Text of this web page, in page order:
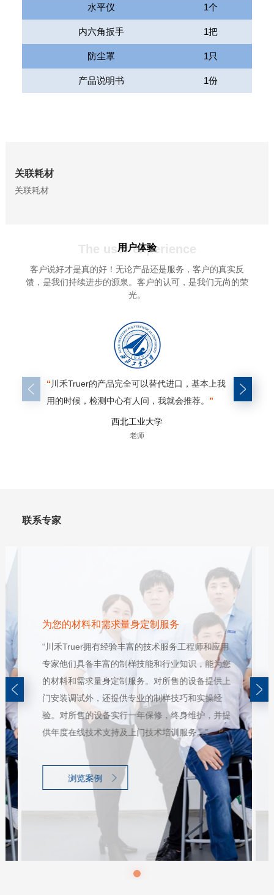
水平仪 1个
内六角扳手 1把
防尘罩 1只
产品说明书 1份
关联耗材
关联耗材
The user experience
用户体验
客户说好才是真的好！无论产品还是服务，客户的真实反
馈，是我们持续进步的源泉。客户的认可，是我们无尚的荣
光。
“ 川禾Truer的产品完全可以替代进口，基本上我
用的时候，检测中心有人问，我就会推荐。 ”
西北工业大学
老师
“对比我
的制样效
联系专家
为您的材料和需求量身定制服务
“川禾Truer拥有经验丰富的技术服务工程师和应用
专家他们具备丰富的制样技能和行业知识，能为您
的材料和需求量身定制服务。对所售的设备提供上
门安装调试外，还提供专业的制样技巧和实操经
验。对所售的设备实行一年保修，终身维护，并提
供年度在线技术支持及上门技术培训服务。”
浏览案例